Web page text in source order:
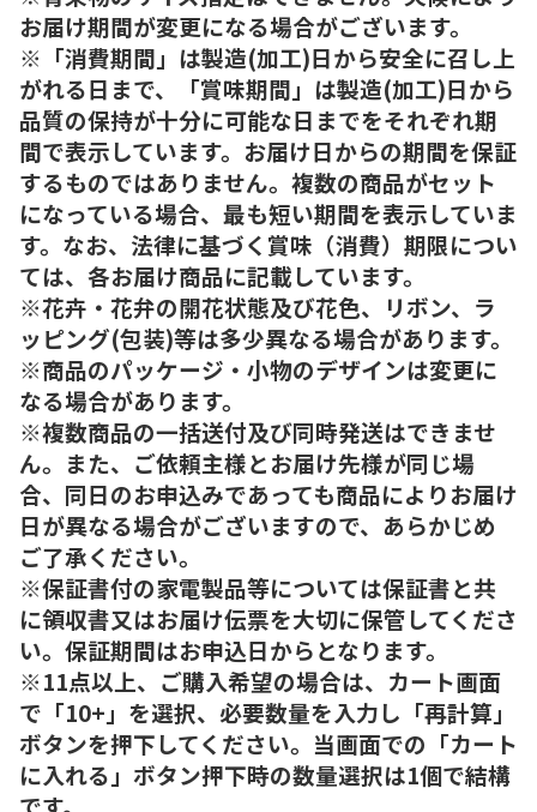
お届け期間が変更になる場合がございます。
※「消費期間」は製造(加工)日から安全に召し上
がれる日まで、「賞味期間」は製造(加工)日から
品質の保持が十分に可能な日までをそれぞれ期
間で表示しています。お届け日からの期間を保証
するものではありません。複数の商品がセット
になっている場合、最も短い期間を表示していま
す。なお、法律に基づく賞味（消費）期限につい
ては、各お届け商品に記載しています。
※花卉・花弁の開花状態及び花色、リボン、ラ
ッピング(包装)等は多少異なる場合があります。
※商品のパッケージ・小物のデザインは変更に
なる場合があります。
※複数商品の一括送付及び同時発送はできませ
ん。また、ご依頼主様とお届け先様が同じ場
合、同日のお申込みであっても商品によりお届け
日が異なる場合がございますので、あらかじめ
ご了承ください。
※保証書付の家電製品等については保証書と共
に領収書又はお届け伝票を大切に保管してくださ
い。保証期間はお申込日からとなります。
※11点以上、ご購入希望の場合は、カート画面
で「10+」を選択、必要数量を入力し「再計算」
ボタンを押下してください。当画面での「カート
に入れる」ボタン押下時の数量選択は1個で結構
です。